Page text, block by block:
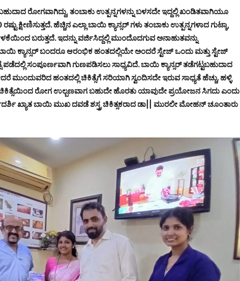
ರೋಗವಾಗಿದ್ದು, ತಂಬಾಕು ಉತ್ಪನ್ನಗಳನ್ನು ಬಳಸದೇ ಇದ್ದಲ್ಲಿ ಖಂಡಿತವಾಗಿಯೂ
ಕ್ಷೀಣಿಸುತ್ತದೆ. ಹೆಚ್ಚಿನ ಎಲ್ಲಾ ಬಾಯಿ ಕ್ಯಾನ್ಸರ್ ಗಳು ತಂಬಾಕು ಉತ್ಪನ್ನಗಳಾದ ಗುಟ್ಕಾ,
ಬರುತ್ತದೆ. ಇದನ್ನು ವರ್ಜಿಸಿದ್ದಲ್ಲಿ ಮುಂದೊದಗುವ ಅನಾಹುತವನ್ನು
ಕ್ಯಾನ್ಸರ್ ಬಂದರೂ ಆರಂಭಿಕ ಹಂತದಲ್ಲಿಯೇ ಅಂದರೆ ಸ್ಟೇಜ್ ಒಂದು ಮತ್ತು ಸ್ಟೇಜ್
ಪಡೆದಲ್ಲಿ ಸಂಪೂರ್ಣವಾಗಿ ಗುಣಪಡಿಸಲು ಸಾಧ್ಯವಿದೆ. ಬಾಯಿ ಕ್ಯಾನ್ಸರ್ ತಡೆಗಟ್ಟಬಹುದಾದ
ಮುಂದುವರಿದ ಹಂತದಲ್ಲಿ ಚಿಕಿತ್ಸೆಗೆ ಸರಿಯಾಗಿ ಸ್ವಂದಿಸದೇ ಇರುವ ಸಾಧ್ಯತೆ ಹೆಚ್ಚು. ಹಳ್ಳಿ
ಚಿಕಿತ್ಸೆಯಿಂದ ರೋಗ ಉಲ್ಬಣವಾಗ ಬಹುದೇ ಹೊರತು ಯಾವುದೇ ಪ್ರಯೋಜನ ಸಿಗದು ಎಂದು
ಖ್ಯಾತ ಬಾಯಿ ಮುಖ ದವಡೆ ಶಸ್ತ್ರ ಚಿಕಿತ್ಸಕರಾದ ಡಾ|| ಮುರಲೀ ಮೋಹನ್ ಚೂಂತಾರು